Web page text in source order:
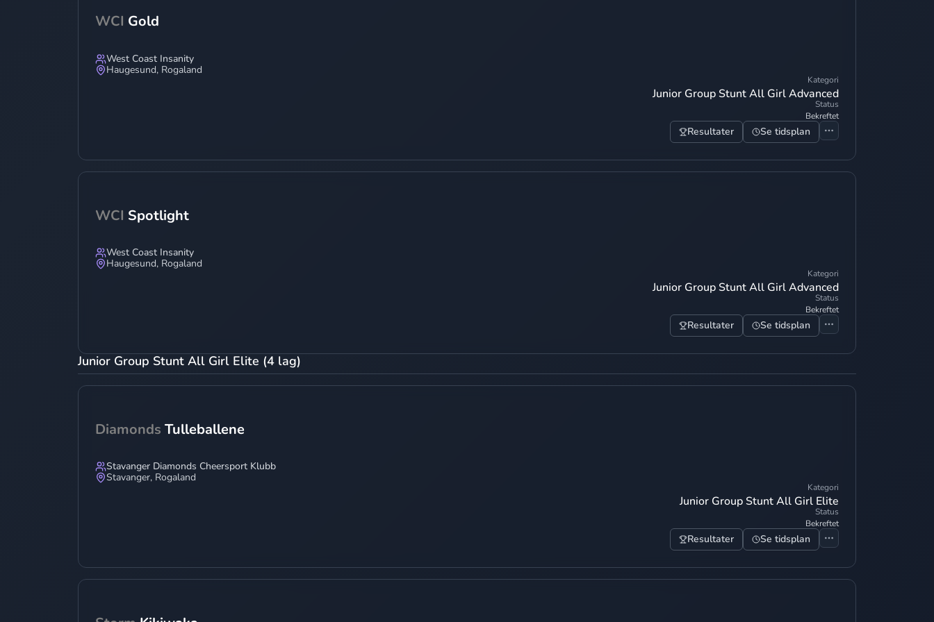
WCI Gold
West Coast Insanity
Haugesund, Rogaland
Kategori
Junior Group Stunt All Girl Advanced
Status
Bekreftet
Resultater Se tidsplan
WCI Spotlight
West Coast Insanity
Haugesund, Rogaland
Kategori
Junior Group Stunt All Girl Advanced
Status
Bekreftet
Resultater Se tidsplan
Junior Group Stunt All Girl Elite (4 lag)
Diamonds Tulleballene
Stavanger Diamonds Cheersport Klubb
Stavanger, Rogaland
Kategori
Junior Group Stunt All Girl Elite
Status
Bekreftet
Resultater Se tidsplan